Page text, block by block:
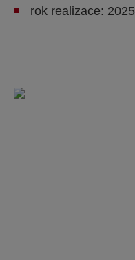
rok realizace: 2025